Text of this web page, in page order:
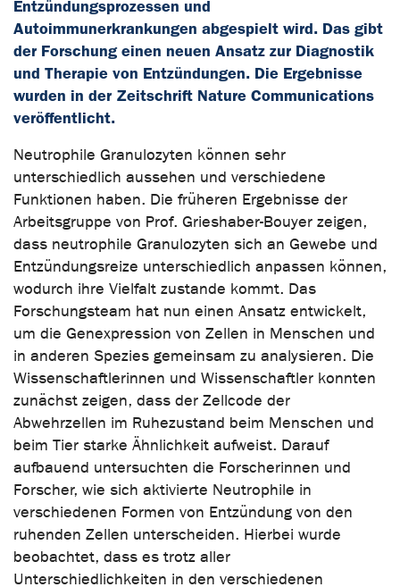
Entzündungsprozessen und
Autoimmunerkrankungen abgespielt wird. Das gibt
der Forschung einen neuen Ansatz zur Diagnostik
und Therapie von Entzündungen. Die Ergebnisse
wurden in der Zeitschrift Nature Communications
veröffentlicht.
Neutrophile Granulozyten können sehr
unterschiedlich aussehen und verschiedene
Funktionen haben. Die früheren Ergebnisse der
Arbeitsgruppe von Prof. Grieshaber-Bouyer zeigen,
dass neutrophile Granulozyten sich an Gewebe und
Entzündungsreize unterschiedlich anpassen können,
wodurch ihre Vielfalt zustande kommt. Das
Forschungsteam hat nun einen Ansatz entwickelt,
um die Genexpression von Zellen in Menschen und
in anderen Spezies gemeinsam zu analysieren. Die
Wissenschaftlerinnen und Wissenschaftler konnten
zunächst zeigen, dass der Zellcode der
Abwehrzellen im Ruhezustand beim Menschen und
beim Tier starke Ähnlichkeit aufweist. Darauf
aufbauend untersuchten die Forscherinnen und
Forscher, wie sich aktivierte Neutrophile in
verschiedenen Formen von Entzündung von den
ruhenden Zellen unterscheiden. Hierbei wurde
beobachtet, dass es trotz aller
Unterschiedlichkeiten in den verschiedenen